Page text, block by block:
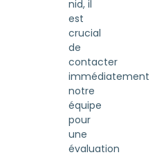
nid, il
est
crucial
de
contacter
immédiatement
notre
équipe
pour
une
évaluation